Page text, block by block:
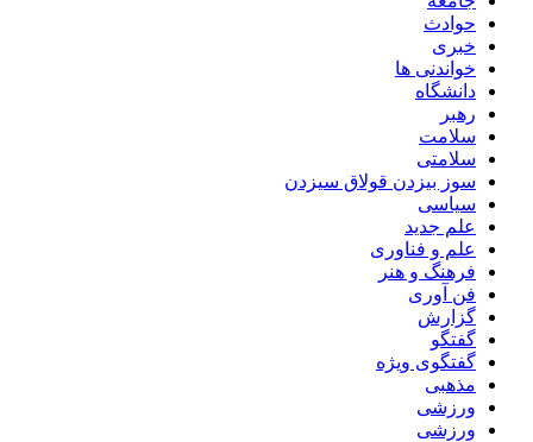
حوادث
خبری
خواندنی ها
دانشگاه
رهبر
سلامت
سلامتی
سوز بیزدن قولاق سیزدن
سیاسی
علم جدید
علم و فناوری
فرهنگ و هنر
فن آوری
گزارش
گفتگو
گفتگوی ویژه
مذهبی
ورزشی
ورزشی